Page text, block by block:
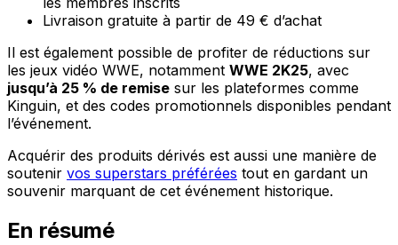
Livraison gratuite à partir de 49 € d’achat
Il est également possible de profiter de réductions sur
les jeux vidéo WWE, notamment WWE 2K25, avec
jusqu’à 25 % de remise sur les plateformes comme
Kinguin, et des codes promotionnels disponibles pendant
l’événement.
Acquérir des produits dérivés est aussi une manière de
soutenir vos superstars préférées tout en gardant un
souvenir marquant de cet événement historique.
En résumé